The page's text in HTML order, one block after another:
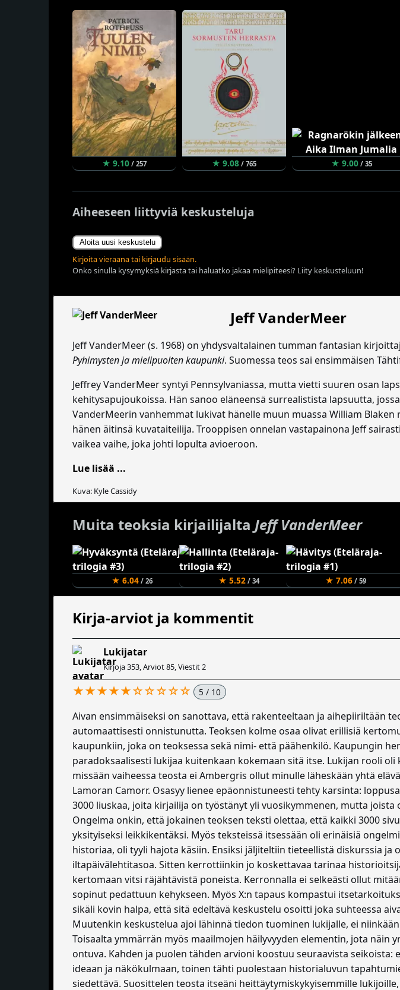
★ 9.10 / 257 ★ 9.08 / 765 ★ 9.00/ 35
Aiheeseen liittyviä keskusteluja
Aloita uusi keskustelu
Kirjoita vieraana tai kirjaudu sisään.
Onko sinulla kysymyksiä kirjasta tai haluatko jakaa mielipiteesi? Liity keskusteluun!
Jeff VanderMeer
Jeff VanderMeer (s. 1968) on yhdysvaltalainen tumman fantasian
Pyhimysten ja mielipuolten kaupunki. Suomessa teos sai ensimmäisen
Jeffrey VanderMeer syntyi Pennsylvaniassa, mutta vietti suuren osan
kehitysapujoukoissa. Hän sanoo eläneensä surrealistista lapsuutta,
VanderMeerin vanhemmat lukivat hänelle muun muassa William
hänen äitinsä kuvataiteilija. Trooppisen onnelan vastapainona Jeff
vaikea vaihe, joka johti lopulta avioeroon.
Lue lisää ...
Kuva: Kyle Cassidy
Muita teoksia kirjailijalta Jeff VanderMeer
★ 6.04/ 26 ★ 5.52/ 34 ★ 7.06/ 59
Kirja-arviot ja kommentit
Lukijatar
Kirjoja 353, Arviot 85, Viestit 2
★★★★★☆☆☆☆☆ 5 / 10
Aivan ensimmäiseksi on sanottava, että rakenteeltaan ja aihepiiriltään
automaattisesti onnistunutta. Teoksen kolme osaa olivat erillisiä
kaupunkiin, joka on teoksessa sekä nimi- että päähenkilö. Kaupungin
paradoksaalisesti lukijaa kuitenkaan kokemaan sitä itse. Lukijan rooli
missään vaiheessa teosta ei Ambergris ollut minulle läheskään yhtä
Lamoran Camorr. Osasyy lienee epäonnistuneesti tehty karsinta:
3000 liuskaa, joita kirjailija on työstänyt yli vuosikymmenen, mutta
Ongelma onkin, että jokainen teoksen teksti olettaa, että kaikki 3000
yksityiseksi leikkikentäksi. Myös teksteissä itsessään oli erinäisiä
historiaa, oli tyyli hajota käsiin. Ensiksi jäljiteltiin tieteellistä diskurssia
iltapäivälehtitasoa. Sitten kerrottiinkin jo koskettavaa tarinaa
kertomaan vitsi räjähtävistä poneista. Kerronnalla ei selkeästi ollut
sopinut pedattuun kehykseen. Myös X:n tapaus kompastui
sikäli kovin halpa, että sitä edeltävä keskustelu osoitti joka suhteessa
Muutenkin keskustelua ajoi lähinnä tiedon tuominen lukijalle, ei
Toisaalta ymmärrän myös maailmojen häilyvyyden elementin, jota
ontuva. Kahden ja puolen tähden arvioni koostuu seuraavista
ideaan ja näkökulmaan, toinen tähti puolestaan historialuvun
siedettävä. Suosittelen teosta itseäni heittäytymiskykyisemmille